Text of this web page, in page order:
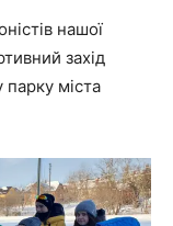
нашої
захід
парку міста